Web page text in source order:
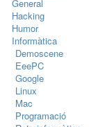
General
Hacking
Humor
Informàtica
Demoscene
EeePC
Google
Linux
Mac
Programació